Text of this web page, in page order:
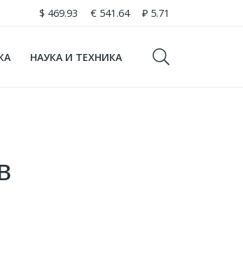
$ 469.93 € 541.64 ₽ 5.71
НАУКА И ТЕХНИКА